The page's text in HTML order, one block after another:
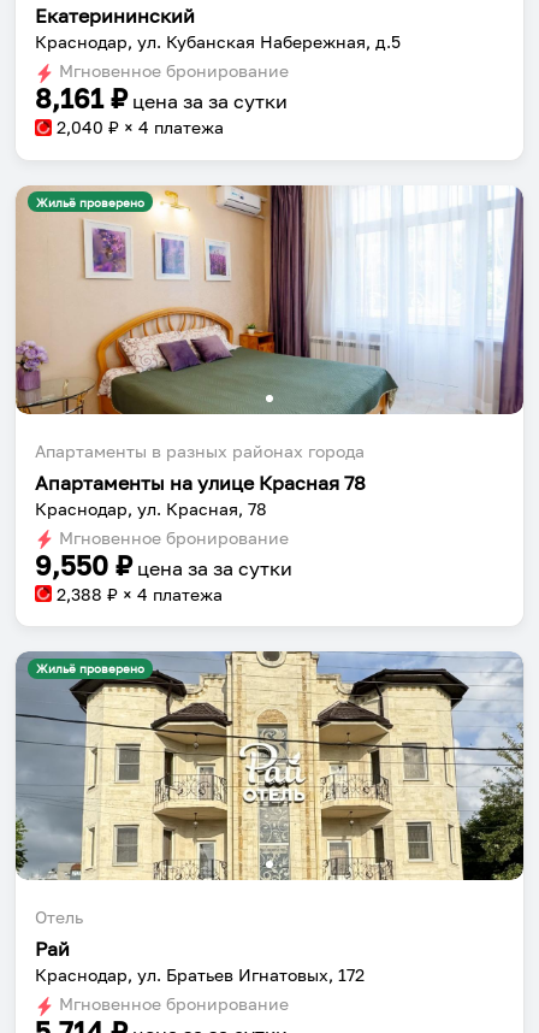
Екатерининский
Краснодар, ул. Кубанская Набережная, д.5
Мгновенное бронирование
8,161₽ цена за за сутки
2,040 ₽ × 4 платежа
Жильё проверено
Апартаменты в разных районах города
Апартаменты на улице Красная 78
Краснодар, ул. Красная, 78
Мгновенное бронирование
9,550 ₽ цена за за сутки
2,388 ₽ × 4 платежа
Жильё проверено
Отель
Рай
Краснодар, ул. Братьев Игнатовых, 172
Мгновенное бронирование